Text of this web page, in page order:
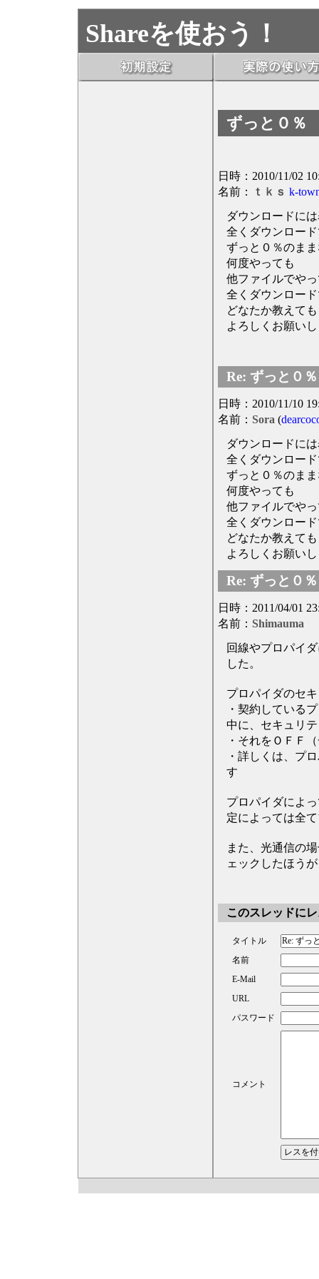
Shareを使おう！
ずっと０％
日時：2010/11/02
名前：
ｔｋｓ k-
ダウンロードに
全くダウンロー
ずっと０％のま
何度やっても
他ファイルでや
全くダウンロー
どなたか教えて
よろしくお願い
Re: ずっと０％
日時：2010/11/10
名前： Sora (
ダウンロードに
全くダウンロー
ずっと０％のま
何度やっても
他ファイルでや
全くダウンロー
どなたか教えて
よろしくお願い
Re: ずっと０％
日時：2011/04/01
名前： Shimauma
回線やプロパイ
した。
プロパイダのセ
・契約している
中に、セキュリ
・それをＯＦＦ
・詳しくは、プ
す
プロパイダによ
定によっては全
また、光通信の
ェックしたほう
このスレッドに
タイトル
名前
E-Mail
URL
パスワード
コメント